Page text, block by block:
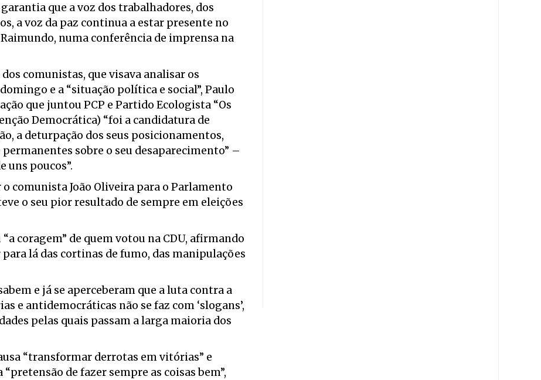
que a voz dos trabalhadores, dos
a voz da paz continua a estar presente no
numa conferência de imprensa na
comunistas, que visava analisar os
e a “situação política e social”, Paulo
que juntou PCP e Partido Ecologista “Os
Democrática) “foi a candidatura de
a deturpação dos seus posicionamentos,
sobre o seu desaparecimento” –
uns poucos”.
comunista João Oliveira para o Parlamento
o seu pior resultado de sempre em eleições
coragem” de quem votou na CDU, afirmando
lá das cortinas de fumo, das manipulações
e já se aperceberam que a luta contra a
e antidemocráticas não se faz com ‘slogans’,
pelas quais passam a larga maioria dos
“transformar derrotas em vitórias” e
de fazer sempre as coisas bem”,